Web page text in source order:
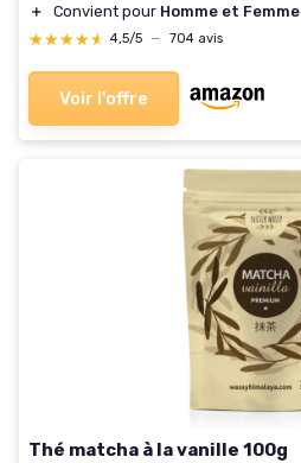
＋
Convient pour Homme et Femme
★★★★★
★★★★★ 4,5/5 — 704 avis
Voir l'offre
Thé matcha à la vanille 100g